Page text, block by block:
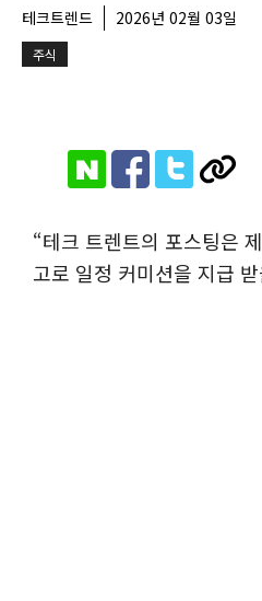
테크트렌드 2026년 02월 03일
주식
“테크 트렌트의 포스팅은
고로 일정 커미션을 지급